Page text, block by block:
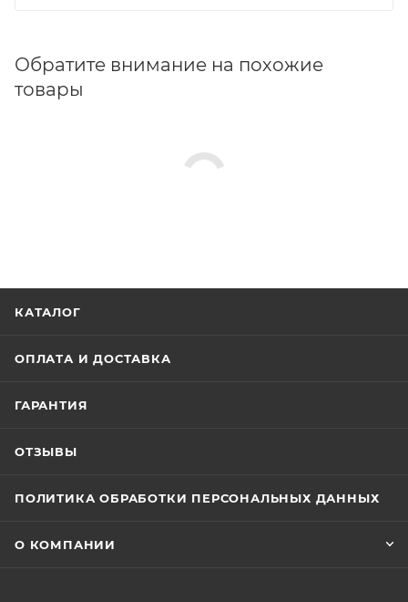
Обратите внимание на похожие
товары
КАТАЛОГ
ОПЛАТА И ДОСТАВКА
ГАРАНТИЯ
ОТЗЫВЫ
ПОЛИТИКА ОБРАБОТКИ ПЕРСОНАЛЬНЫХ ДАННЫХ
О КОМПАНИИ